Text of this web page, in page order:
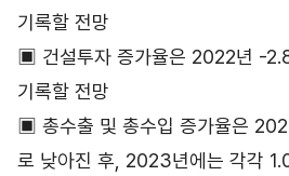
기록할 전망
▣ 건설투자 증가율은 2022년 -
기록할 전망
▣ 총수출 및 총수입 증가율은
로 낮아진 후, 2023년에는 각각